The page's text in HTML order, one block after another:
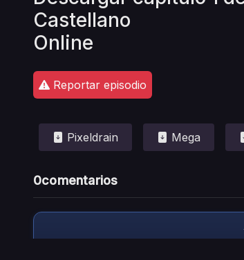
Castellano
Online
Reportar episodio
Pixeldrain Mega
0comentarios